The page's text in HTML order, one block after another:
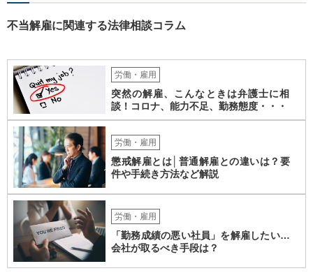
不当解雇に関連する法律相談コラム
労働・雇用
突然の解雇、こんなときは弁護士に相
談！コロナ、能力不足、勤務態度・・・
労働・雇用
懲戒解雇とは│普通解雇との違いは？要
件や手続き方法など解説
労働・雇用
「勤務成績の悪い社員」を解雇したい…
会社が取るべき手段は？